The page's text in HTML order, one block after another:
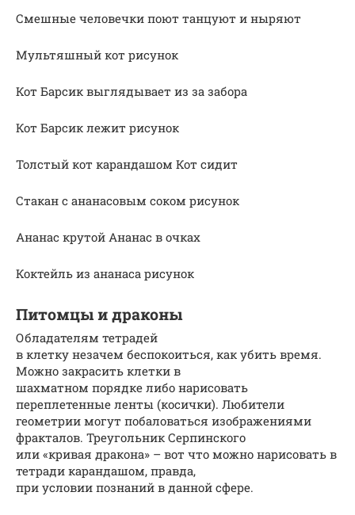
Смешные человечки поют танцуют и ныряют
Мультяшный кот рисунок
Кот Барсик выглядывает из за забора
Кот Барсик лежит рисунок
Толстый кот карандашом Кот сидит
Стакан с ананасовым соком рисунок
Ананас крутой Ананас в очках
Коктейль из ананаса рисунок
Питомцы и драконы
Обладателям тетрадей
в клетку незачем беспокоиться, как убить время.
Можно закрасить клетки в
шахматном порядке либо нарисовать
переплетенные ленты (косички). Любители
геометрии могут побаловаться изображениями
фракталов. Треугольник Серпинского
или «кривая дракона» – вот что можно нарисовать в
тетради карандашом, правда,
при условии познаний в данной сфере.